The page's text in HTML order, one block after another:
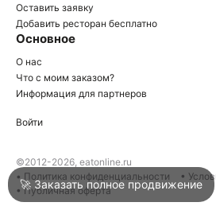
Войти
Написать в техподдержку
Оставить заявку
Добавить ресторан бесплатно
Основное
О нас
Что с моим заказом?
Информация для партнеров
Войти
©2012-2026, eatonline.ru
• Политика конфиденциальности
•
• Публичная оферта
🚀 Заказать полное продвижение